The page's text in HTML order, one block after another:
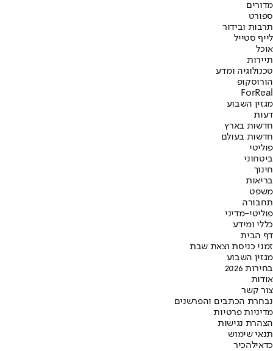
מדורים
ספורט
תרבות ובידור
לייף סטייל
אוכל
תיירות
טכנולוגיה ומדע
הורוסקופ
ForReal
מגזין השבוע
דעות
חדשות בארץ
חדשות בעולם
פוליטי
ביטחוני
חינוך
בריאות
משפט
תחבורה
פוליטי-מדיני
כללי ומידע
דף הבית
זמני כניסת וצאת שבת
מגזין השבוע
בחירות 2026
אודות
צור קשר
נבחרת הכתבים והפרשנים
מדיניות פרטיות
הצהרת נגישות
תנאי שימוש
כדאילהכיר